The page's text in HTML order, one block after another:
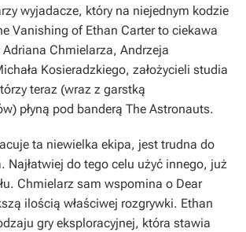
wyjadacze, który na niejednym kodzie
Vanishing of Ethan Carterto ciekawa
Chmielarza, Andrzeja
Kosieradzkiego, założycieli studia
teraz (wraz z garstką
płyną pod banderą The Astronauts.
ta niewielka ekipa, jest trudna do
Najłatwiej do tego celu użyć innego, już
Chmielarz sam wspomina o Dear
ilością właściwej rozgrywki. Ethan
gry eksploracyjnej, która stawia